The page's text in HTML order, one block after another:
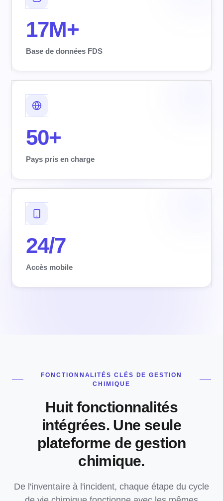
17M+
Base de données FDS
50+
Pays pris en charge
24/7
Accès mobile
FONCTIONNALITÉS CLÉS DE GESTION
CHIMIQUE
Huit fonctionnalités
intégrées. Une seule
plateforme de gestion
chimique.
De l'inventaire à l'incident, chaque étape du cycle